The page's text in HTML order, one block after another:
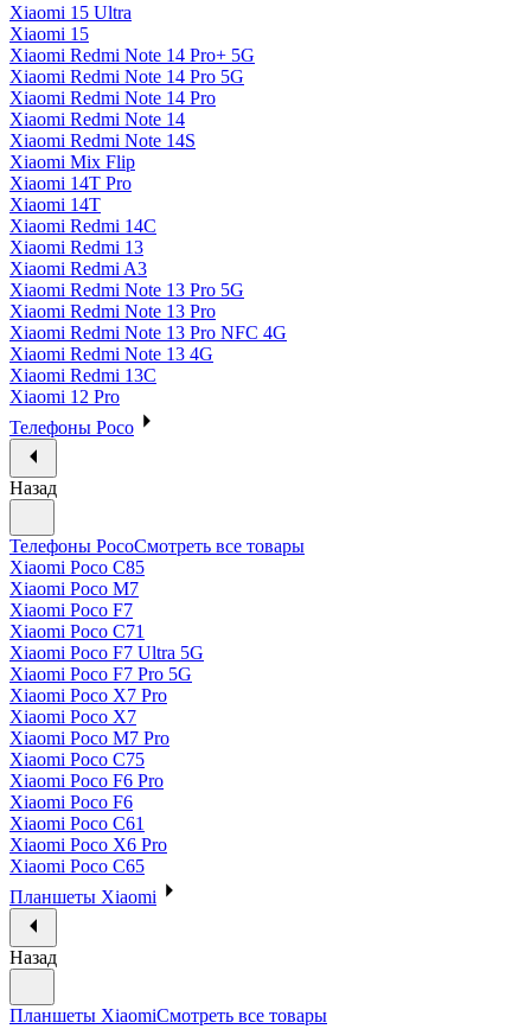
Xiaomi 15 Ultra
Xiaomi 15
Xiaomi Redmi Note 14 Pro+ 5G
Xiaomi Redmi Note 14 Pro 5G
Xiaomi Redmi Note 14 Pro
Xiaomi Redmi Note 14
Xiaomi Redmi Note 14S
Xiaomi Mix Flip
Xiaomi 14T Pro
Xiaomi 14T
Xiaomi Redmi 14C
Xiaomi Redmi 13
Xiaomi Redmi A3
Xiaomi Redmi Note 13 Pro 5G
Xiaomi Redmi Note 13 Pro
Xiaomi Redmi Note 13 Pro NFC 4G
Xiaomi Redmi Note 13 4G
Xiaomi Redmi 13C
Xiaomi 12 Pro
Телефоны Poco
Назад
Телефоны PocoСмотреть все товары
Xiaomi Poco C85
Xiaomi Poco M7
Xiaomi Poco F7
Xiaomi Poco C71
Xiaomi Poco F7 Ultra 5G
Xiaomi Poco F7 Pro 5G
Xiaomi Poco X7 Pro
Xiaomi Poco X7
Xiaomi Poco M7 Pro
Xiaomi Poco C75
Xiaomi Poco F6 Pro
Xiaomi Poco F6
Xiaomi Poco C61
Xiaomi Poco X6 Pro
Xiaomi Poco C65
Планшеты Xiaomi
Назад
Планшеты XiaomiСмотреть все товары